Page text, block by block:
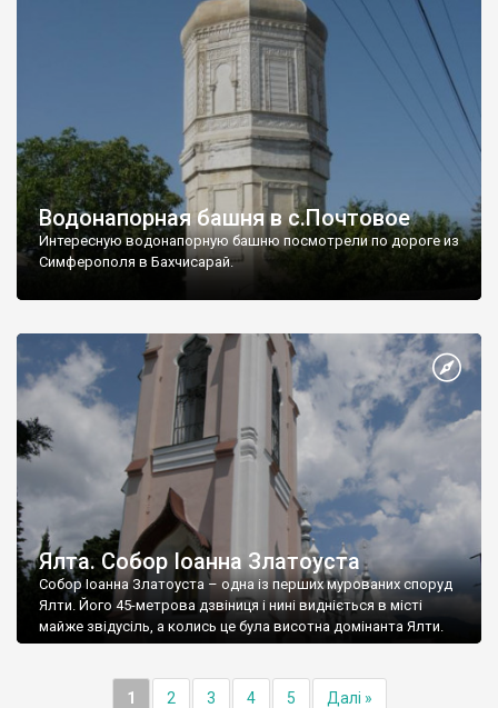
Водонапорная башня в с.Почтовое
Интересную водонапорную башню посмотрели по дороге из
Симферополя в Бахчисарай.
Ялта. Собор Іоанна Златоуста
Собор Іоанна Златоуста – одна із перших мурованих споруд
Ялти. Його 45-метрова дзвіниця і нині видніється в місті
майже звідусіль, а колись це була висотна домінанта Ялти.
1 2 3 4 5 Далі »